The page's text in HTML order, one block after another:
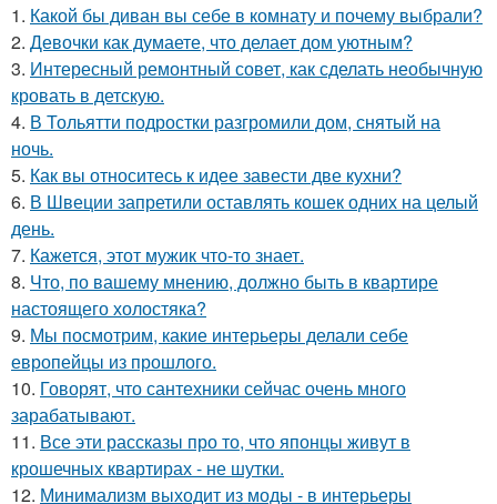
1. Какой бы диван вы себе в комнату и почему выбрали?
2. Девочки как думаете, что делает дом уютным?
3. Интересный ремонтный совет, как сделать необычную
кровать в детскую.
4. В Тольятти подростки разгромили дом, снятый на
ночь.
5. Как вы относитесь к идее завести две кухни?
6. В Швеции запретили оставлять кошек одних на целый
день.
7. Кажется, этот мужик что-то знает.
8. Что, по вашему мнению, должно быть в квартире
настоящего холостяка?
9. Мы посмотрим, какие интерьеры делали себе
европейцы из прошлого.
10. Говорят, что сантехники сейчас очень много
зарабатывают.
11. Все эти рассказы про то, что японцы живут в
крошечных квартирах - не шутки.
12. Минимализм выходит из моды - в интерьеры